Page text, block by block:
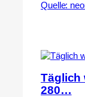
Quelle:
Täglich
280…